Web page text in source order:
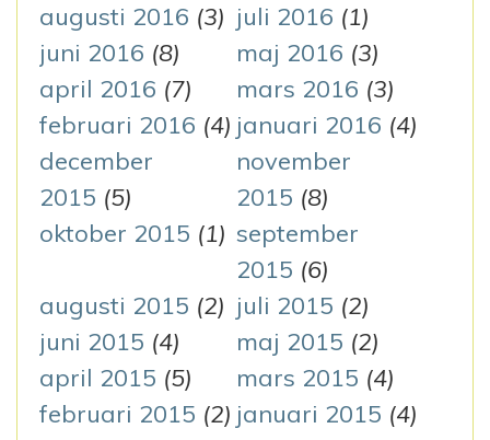
augusti 2016 (3) juli 2016 (1)
juni 2016 (8) maj 2016 (3)
april 2016 (7) mars 2016 (3)
februari 2016 (4) januari 2016 (4)
december
2015 (5)
november
2015 (8)
oktober 2015 (1) september
2015 (6)
augusti 2015 (2) juli 2015 (2)
juni 2015 (4) maj 2015 (2)
april 2015 (5) mars 2015 (4)
februari 2015 (2) januari 2015 (4)